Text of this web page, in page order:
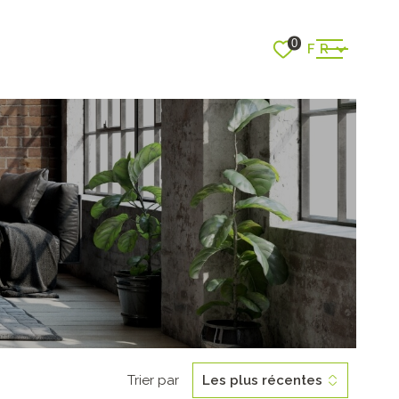
ACCUEIL
VENTES
0 Langue
FR
VOIR LES8ANNONCES
RÉINITIALISER LES FILTRES
Trier par Les plus récentes